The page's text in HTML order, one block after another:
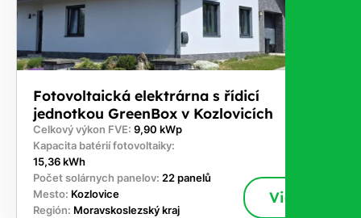
Fotovoltaická elektrárna s řídicí
jednotkou GreenBox v Kozlovicích
Celkový výkon FVE: 9,90 kWp
Kapacita batérií fotovoltaiky:
15,36 kWh
Počet solárnych panelov: 22 panelů
Mesto: Kozlovice
Región: Moravskoslezský kraj
Viac